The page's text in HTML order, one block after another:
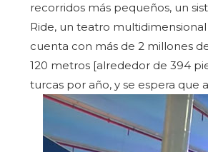
recorridos más pequeños, un
Ride, un teatro
cuenta con más de 2 millones
120 metros [alrededor de 394
turcas por año, y se espera que